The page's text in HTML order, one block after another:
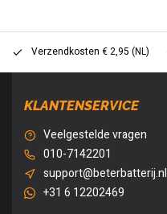
Verzendkosten € 2,95 (NL)
KLANTENSERVICE
Veelgestelde vragen
010-7142201
support@beterbatterij.nl
+31 6 12202469